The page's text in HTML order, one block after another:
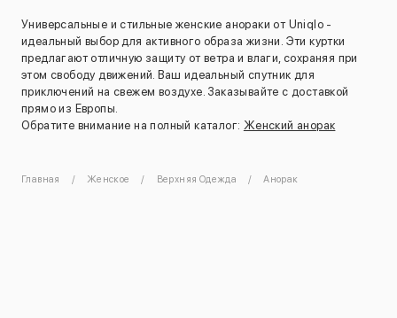
Универсальные и стильные женские анораки от Uniqlo -
идеальный выбор для активного образа жизни. Эти куртки
предлагают отличную защиту от ветра и влаги, сохраняя при
этом свободу движений. Ваш идеальный спутник для
приключений на свежем воздухе. Заказывайте с доставкой
прямо из Европы.
Обратите внимание на полный каталог: Женский анорак
Главная Женское Верхняя Одежда Анорак